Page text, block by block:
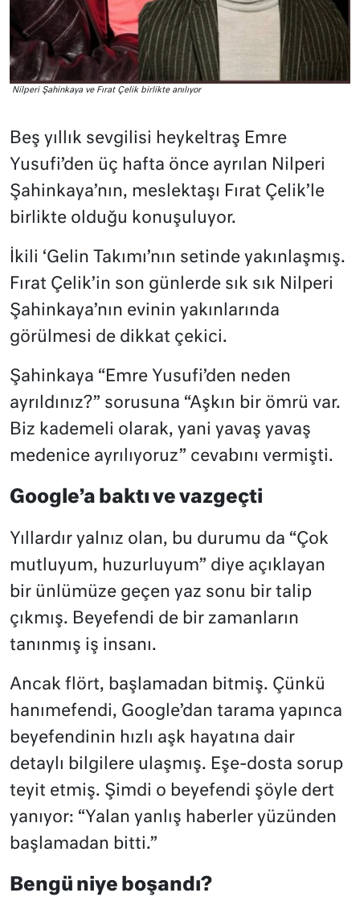
Nilperi Şahinkaya ve Fırat Çelik birlikte anılıyor
Beş yıllık sevgilisi heykeltraş Emre
Yusufi’den üç hafta önce ayrılan Nilperi
Şahinkaya’nın, meslektaşı Fırat Çelik’le
birlikte olduğu konuşuluyor.
İkili ‘Gelin Takımı’nın setinde yakınlaşmış.
Fırat Çelik’in son günlerde sık sık Nilperi
Şahinkaya’nın evinin yakınlarında
görülmesi de dikkat çekici.
Şahinkaya “Emre Yusufi’den neden
ayrıldınız?” sorusuna “Aşkın bir ömrü var.
Biz kademeli olarak, yani yavaş yavaş
medenice ayrılıyoruz” cevabını vermişti.
Google’a baktı ve vazgeçti
Yıllardır yalnız olan, bu durumu da “Çok
mutluyum, huzurluyum” diye açıklayan
bir ünlümüze geçen yaz sonu bir talip
çıkmış. Beyefendi de bir zamanların
tanınmış iş insanı.
Ancak flört, başlamadan bitmiş. Çünkü
hanımefendi, Google’dan tarama yapınca
beyefendinin hızlı aşk hayatına dair
detaylı bilgilere ulaşmış. Eşe-dosta sorup
teyit etmiş. Şimdi o beyefendi şöyle dert
yanıyor: “Yalan yanlış haberler yüzünden
başlamadan bitti.”
Bengü niye boşandı?